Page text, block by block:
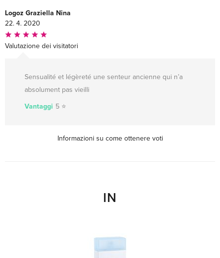
Logoz Graziella Nina
22. 4. 2020
Valutazione dei visitatori
Sensualité et légèreté une senteur ancienne qui n’a
absolument pas vieilli
Vantaggi 5 ⭐️
Informazioni su come ottenere voti
IN